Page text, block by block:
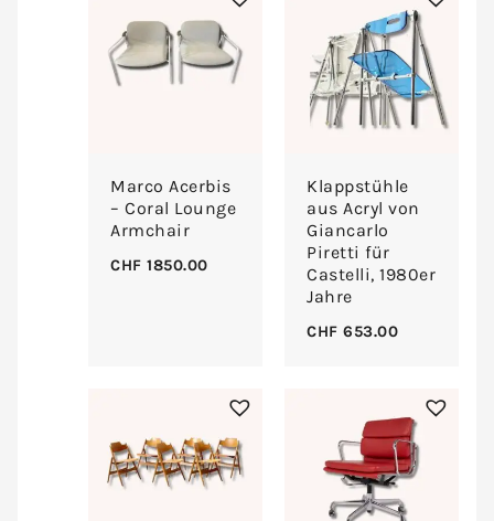
Marco Acerbis
– Coral Lounge
Armchair
CHF 1850.00
Klappstühle
aus Acryl von
Giancarlo
Piretti für
Castelli, 1980er
Jahre
CHF 653.00